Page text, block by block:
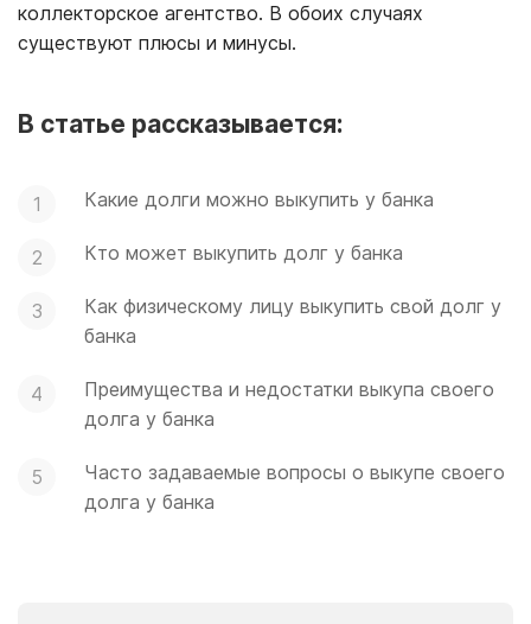
коллекторское агентство. В обоих случаях
существуют плюсы и минусы.
В статье рассказывается:
Какие долги можно выкупить у банка
Кто может выкупить долг у банка
Как физическому лицу выкупить свой долг у
банка
Преимущества и недостатки выкупа своего
долга у банка
Часто задаваемые вопросы о выкупе своего
долга у банка